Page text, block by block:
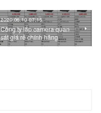
2020.06.10 07:15
Công ty lắp camera quan
sát giá rẻ chính hãng